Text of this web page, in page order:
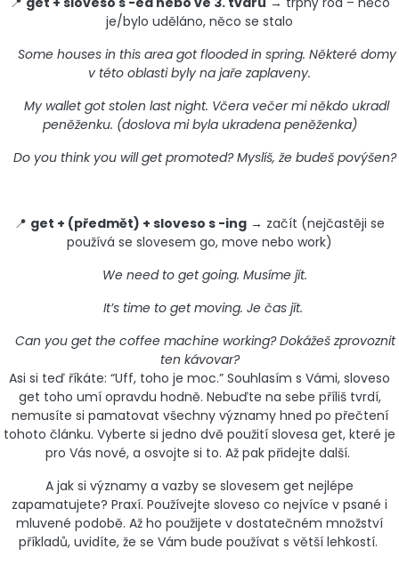
je/bylo uděláno, něco se stalo
Some houses in this area got flooded in spring. Některé domy
v této oblasti byly na jaře zaplaveny.
My wallet got stolen last night. Včera večer mi někdo ukradl
peněženku. (doslova mi byla ukradena peněženka)
Do you think you will get promoted? Myslíš, že budeš povýšen?
📍 get + (předmět) + sloveso s -ing → začít (nejčastěji se
používá se slovesem go, move nebo work)
We need to get going. Musíme jít.
It’s time to get moving. Je čas jít.
Can you get the coffee machine working? Dokážeš zprovoznit
ten kávovar?
Asi si teď říkáte: “Uff, toho je moc.” Souhlasím s Vámi, sloveso
get toho umí opravdu hodně. Nebuďte na sebe příliš tvrdí,
nemusíte si pamatovat všechny významy hned po přečtení
tohoto článku. Vyberte si jedno dvě použití slovesa get, které je
pro Vás nové, a osvojte si to. Až pak přidejte další.
A jak si významy a vazby se slovesem get nejlépe
zapamatujete? Praxí. Používejte sloveso co nejvíce v psané i
mluvené podobě. Až ho použijete v dostatečném množství
příkladů, uvidíte, že se Vám bude používat s větší lehkostí.